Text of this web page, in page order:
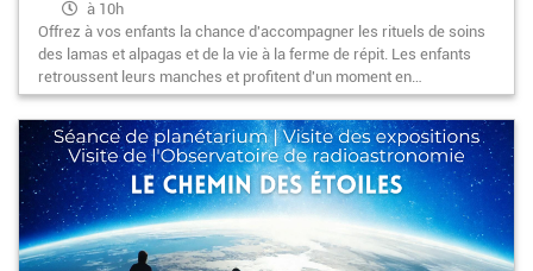
à 10h
Offrez à vos enfants la chance d'accompagner les rituels de soins
des lamas et alpagas et de la vie à la ferme de répit. Les enfants
retroussent leurs manches et profitent d'un moment en…